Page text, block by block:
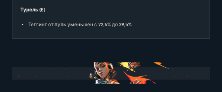
Турель (E)
Теггинг от пуль уменьшен с 72,5% до 29,5%